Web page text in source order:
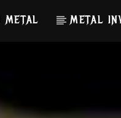
METAL METAL